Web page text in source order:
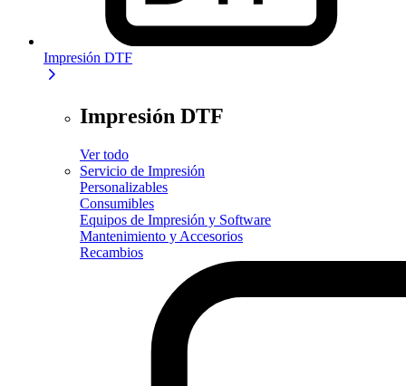
Impresión DTF
Impresión DTF
Ver todo
Servicio de Impresión
Personalizables
Consumibles
Equipos de Impresión y Software
Mantenimiento y Accesorios
Recambios